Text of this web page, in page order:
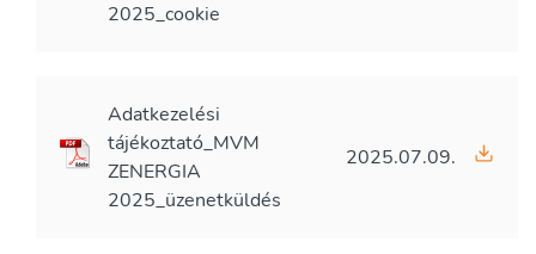
2025_cookie
Adatkezelési
tájékoztató_MVM
ZENERGIA
2025_üzenetküldés
2025.07.09.